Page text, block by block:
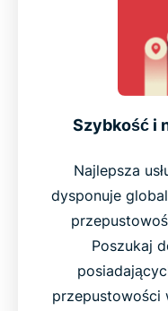
Szybkość i
Najlepsza
dysponuje
Poszukaj
przepustowości